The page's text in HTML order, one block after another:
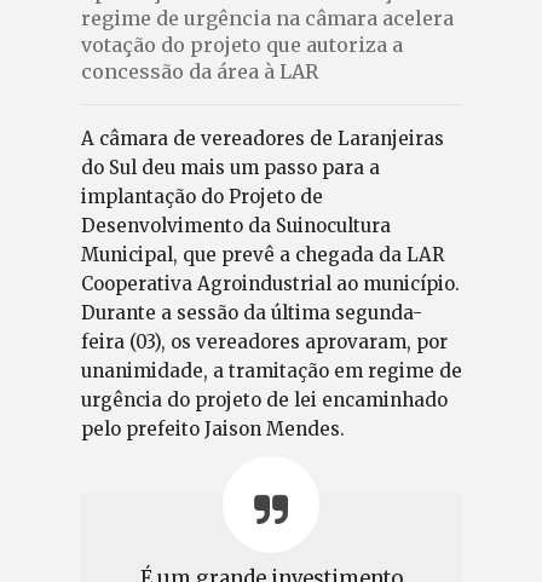
regime de urgência na câmara acelera
votação do projeto que autoriza a
concessão da área à LAR
A câmara de vereadores de Laranjeiras
do Sul deu mais um passo para a
implantação do Projeto de
Desenvolvimento da Suinocultura
Municipal, que prevê a chegada da LAR
Cooperativa Agroindustrial ao município.
Durante a sessão da última segunda-
feira (03), os vereadores aprovaram, por
unanimidade, a tramitação em regime de
urgência do projeto de lei encaminhado
pelo prefeito Jaison Mendes.